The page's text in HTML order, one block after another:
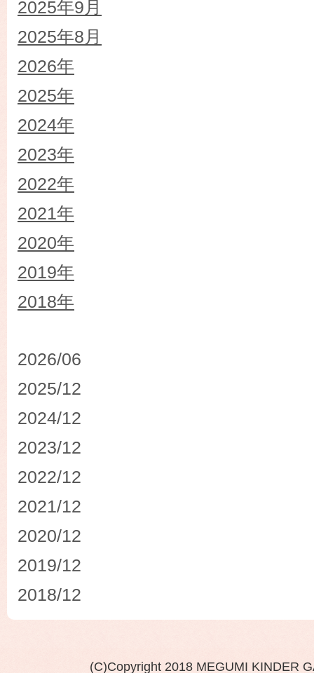
2025年9月
2025年8月
2026年
2025年
2024年
2023年
2022年
2021年
2020年
2019年
2018年
2026/06
2025/12
2024/12
2023/12
2022/12
2021/12
2020/12
2019/12
2018/12
(C)Copyright 2018 MEGUMI KINDER